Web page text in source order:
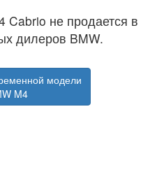
Cabrio не продается в
дилеров BMW.
модели
M4